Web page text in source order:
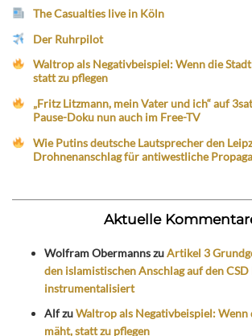
The Casualties live in Köln
Der Ruhrpilot
Waltrop als Negativbeispiel: Wenn die
statt zu pflegen
„Fritz Litzmann, mein Vater und ich“ auf
Pause-Doku nun auch im Free-TV
Wie Putins deutsche Lautsprecher den
Drohnenanschlag für antiwestliche
Aktuelle
Wolfram ObermannszuArtikel 3
den islamistischen Anschlag auf den
instrumentalisiert
AlfzuWaltrop als Negativbeispiel: Wenn
mäht, statt zu pflegen